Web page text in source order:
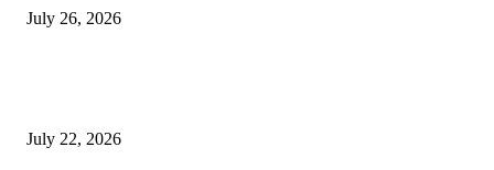
July 26, 2026
July 22, 2026